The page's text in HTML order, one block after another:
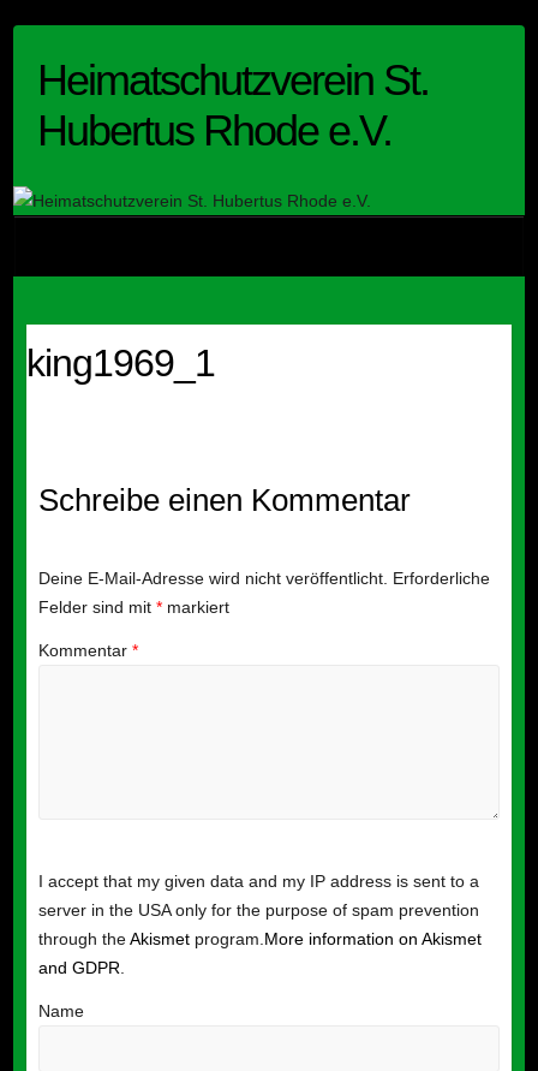
contentHeimatschutzverein St.
Hubertus Rhode e.V.
king1969_1
Schreibe einen Kommentar
Deine E-Mail-Adresse wird nicht veröffentlicht. Erforderliche
Felder sind mit *markiert
Kommentar *
I accept that my given data and my IP address is sent to a
server in the USA only for the purpose of spam prevention
through theAkismetprogram. More information on Akismet
and GDPR
Name